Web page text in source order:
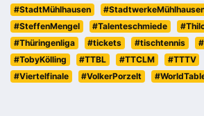
#StadtMühlhausen
#SteffenMengel
#Talenteschmiede
#Thüringenliga
#tickets #tischtennis
#TobyKölling
#TTBL #TTCLM #TTTV
#Viertelfinale
#VolkerPorzelt